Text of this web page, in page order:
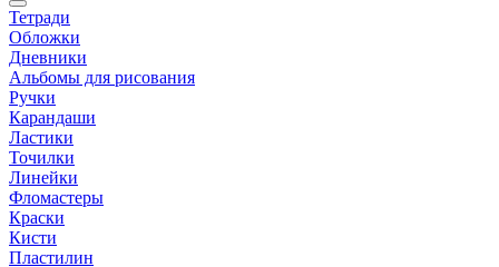
Тетради
Обложки
Дневники
Альбомы для рисования
Ручки
Карандаши
Ластики
Точилки
Линейки
Фломастеры
Краски
Кисти
Пластилин